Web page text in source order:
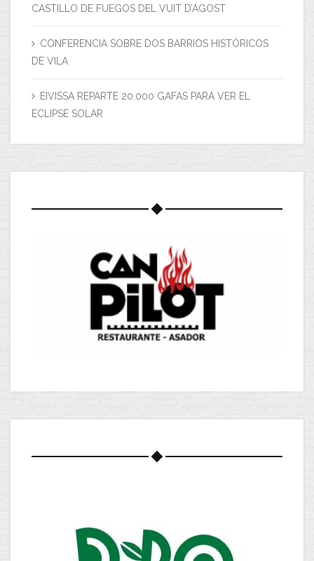
CASTILLO DE FUEGOS DEL VUIT D’AGOST
CONFERENCIA SOBRE DOS BARRIOS HISTÓRICOS
DE VILA
EIVISSA REPARTE 20.000 GAFAS PARA VER EL
ECLIPSE SOLAR